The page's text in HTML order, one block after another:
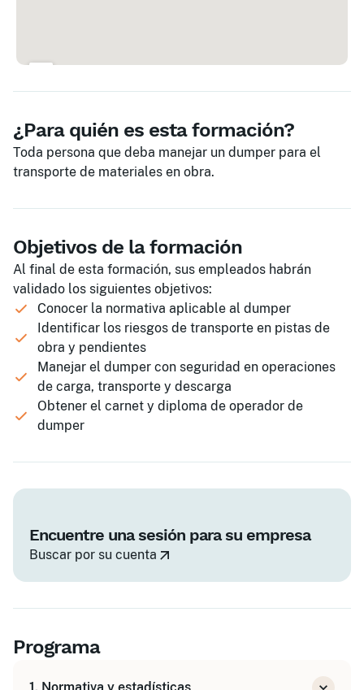
¿Para quién es esta formación?
Toda persona que deba manejar un dumper para el
transporte de materiales en obra.
Objetivos de la formación
Al final de esta formación, sus empleados habrán
validado los siguientes objetivos:
Conocer la normativa aplicable al dumper
Identificar los riesgos de transporte en pistas de
obra y pendientes
Manejar el dumper con seguridad en operaciones
de carga, transporte y descarga
Obtener el carnet y diploma de operador de
dumper
Encuentre una sesión para su empresa
Buscar por su cuenta
Programa